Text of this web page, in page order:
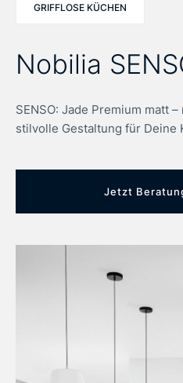
GRIFFLOSE KÜCHEN
Nobilia
SENSO: Jade Premium matt
stilvolle Gestaltung für Deine
Jetzt